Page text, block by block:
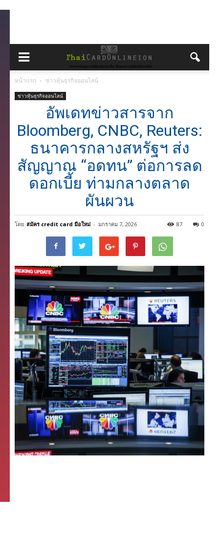
หน้าแรก ข่าวหุ้นธุรกิจออนไลน์
ข่าวหุ้นธุรกิจออนไลน์
อัพเดทข่าวสารจาก
Bloomberg, CNBC, Reuters:
ธนาคารกลางสหรัฐฯ ส่ง
สัญญาณ “อดทน” ต่อการลด
ดอกเบี้ย ท่ามกลางตลาด
ผันผวน
โดย สมัคร credit card มือใหม่ - มกราคม 7, 2026 0
87